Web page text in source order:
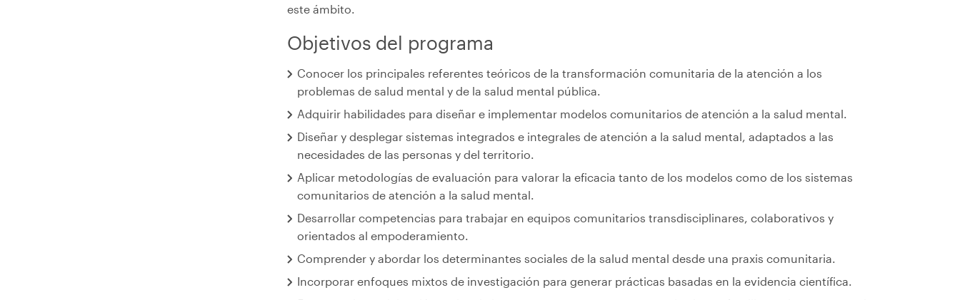
este ámbito.
Objetivos del programa
Conocer los principales referentes teóricos de la transformación comunitaria de la atención a los
problemas de salud mental y de la salud mental pública.
Adquirir habilidades para diseñar e implementar modelos comunitarios de atención a la salud mental.
Diseñar y desplegar sistemas integrados e integrales de atención a la salud mental, adaptados a las
necesidades de las personas y del territorio.
Aplicar metodologías de evaluación para valorar la eficacia tanto de los modelos como de los sistemas
comunitarios de atención a la salud mental.
Desarrollar competencias para trabajar en equipos comunitarios transdisciplinares, colaborativos y
orientados al empoderamiento.
Comprender y abordar los determinantes sociales de la salud mental desde una praxis comunitaria.
Incorporar enfoques mixtos de investigación para generar prácticas basadas en la evidencia científica.